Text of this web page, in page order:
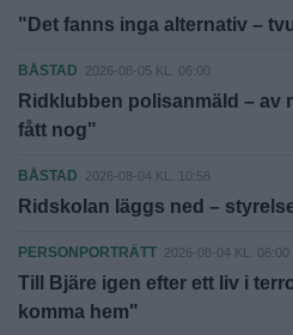
"Det fanns inga alternativ –
BÅSTAD 2026-08-05 KL. 06:00
Ridklubben polisanmäld – av
fått nog"
BÅSTAD 2026-08-04 KL. 10:56
Ridskolan läggs ned –
PERSONPORTRÄTT 2026-08-04 KL. 06:00
Till Bjäre igen efter ett liv i
komma hem"